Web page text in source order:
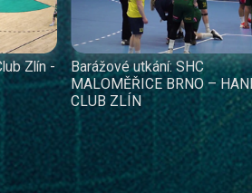
Zlín -
Barážové utkání: SHC
MALOMĚŘICE BRNO –
CLUB ZLÍN